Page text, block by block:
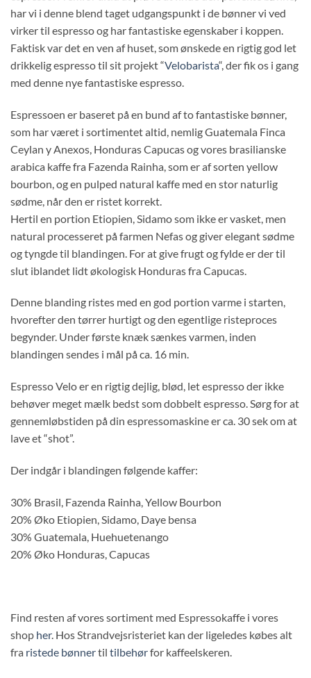
har vi i denne blend taget udgangspunkt i de bønner vi ved
virker til espresso og har fantastiske egenskaber i koppen.
Faktisk var det en ven af huset, som ønskede en rigtig god let
drikkelig espresso til sit projekt “Velobarista“, der fik os i gang
med denne nye fantastiske espresso.
Espressoen er baseret på en bund af to fantastiske bønner,
som har været i sortimentet altid, nemlig Guatemala Finca
Ceylan y Anexos, Honduras Capucas og vores brasilianske
arabica kaffe fra Fazenda Rainha, som er af sorten yellow
bourbon, og en pulped natural kaffe med en stor naturlig
sødme, når den er ristet korrekt.
Hertil en portion Etiopien, Sidamo som ikke er vasket, men
natural processeret på farmen Nefas og giver elegant sødme
og tyngde til blandingen. For at give frugt og fylde er der til
slut iblandet lidt økologisk Honduras fra Capucas.
Denne blanding ristes med en god portion varme i starten,
hvorefter den tørrer hurtigt og den egentlige risteproces
begynder. Under første knæk sænkes varmen, inden
blandingen sendes i mål på ca. 16 min.
Espresso Velo er en rigtig dejlig, blød, let espresso der ikke
behøver meget mælk bedst som dobbelt espresso. Sørg for at
gennemløbstiden på din espressomaskine er ca. 30 sek om at
lave et “shot”.
Der indgår i blandingen følgende kaffer:
30% Brasil, Fazenda Rainha, Yellow Bourbon
20% Øko Etiopien, Sidamo, Daye bensa
30% Guatemala, Huehuetenango
20% Øko Honduras, Capucas
Find resten af vores sortiment med Espressokaffe i vores
shop her. Hos Strandvejsristeriet kan der ligeledes købes alt
fra ristede bønnertil tilbehørfor kaffeelskeren.